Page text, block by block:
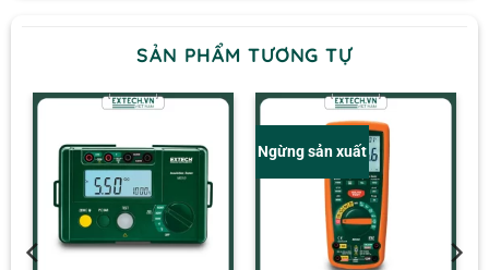
SẢN PHẨM TƯƠNG TỰ
Ngừng sản xuất